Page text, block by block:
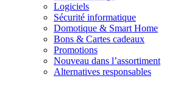
Logiciels
Sécurité informatique
Domotique & Smart Home
Bons & Cartes cadeaux
Promotions
Nouveau dans l’assortiment
Alternatives responsables